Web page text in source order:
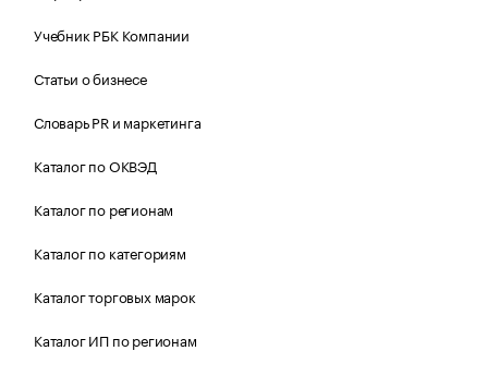
Учебник РБК Компании
Статьи о бизнесе
Словарь PR и маркетинга
Каталог по ОКВЭД
Каталог по регионам
Каталог по категориям
Каталог торговых марок
Каталог ИП по регионам